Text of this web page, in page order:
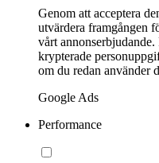
Genom att acceptera
utvärdera framgången
vårt
krypterade
om du redan använder
Google Ads
Performance